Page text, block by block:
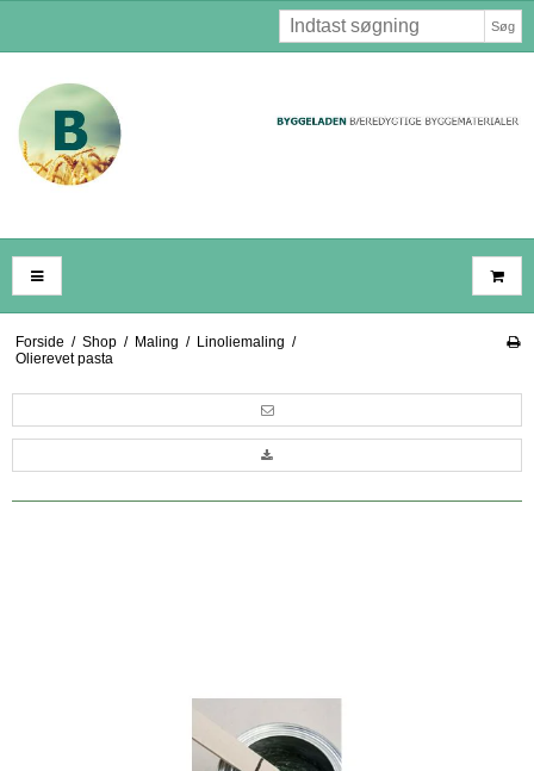
Søg
Forside / Shop / Maling / Linoliemaling /
Olierevet pasta